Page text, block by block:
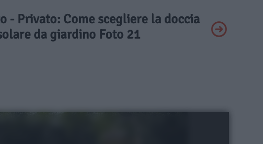
- Privato: Come scegliere la doccia
da giardino Foto 21